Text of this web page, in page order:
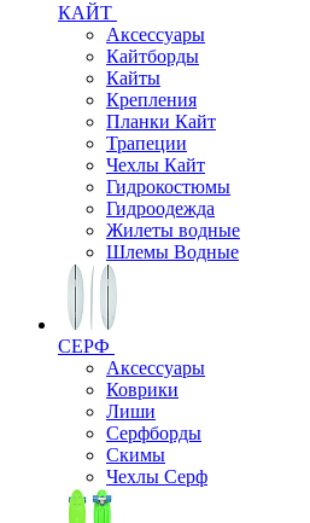
КАЙТ
Аксессуары
Кайтборды
Кайты
Крепления
Планки Кайт
Трапеции
Чехлы Кайт
Гидрокостюмы
Гидроодежда
Жилеты водные
Шлемы Водные
СЕРФ
Аксессуары
Коврики
Лиши
Серфборды
Скимы
Чехлы Cерф